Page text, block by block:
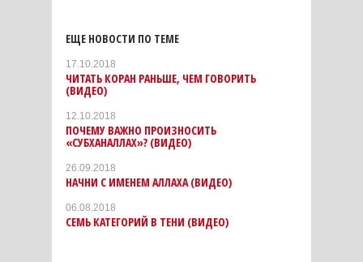
ЕЩЕ НОВОСТИ ПО ТЕМЕ
17.10.2018
ЧИТАТЬ КОРАН РАНЬШЕ, ЧЕМ ГОВОРИТЬ
(ВИДЕО)
12.10.2018
ПОЧЕМУ ВАЖНО ПРОИЗНОСИТЬ
«СУБХАНАЛЛАХ»? (ВИДЕО)
26.09.2018
НАЧНИ С ИМЕНЕМ АЛЛАХА (ВИДЕО)
06.08.2018
СЕМЬ КАТЕГОРИЙ В ТЕНИ (ВИДЕО)